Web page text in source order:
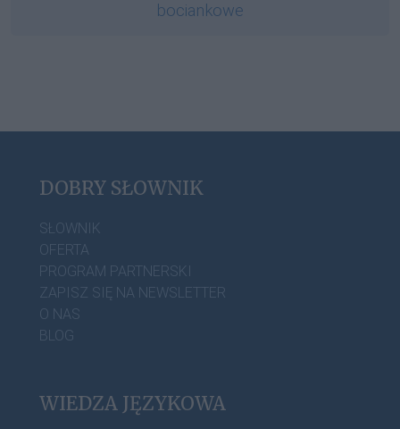
bociankowe
DOBRY SŁOWNIK
SŁOWNIK
OFERTA
PROGRAM PARTNERSKI
ZAPISZ SIĘ NA NEWSLETTER
O NAS
BLOG
WIEDZA JĘZYKOWA